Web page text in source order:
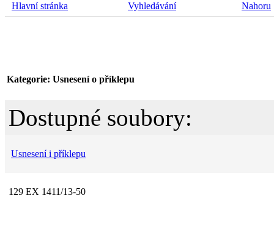
Hlavní stránka Vyhledávání Nahoru
Kategorie: Usnesení o příklepu
Dostupné soubory:
Usnesení i příklepu
129 EX 1411/13-50